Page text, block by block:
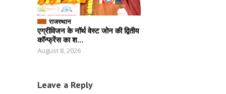
राजस्थान
एग्रीविजन के नॉर्थ वेस्ट जोन की द्वितीय
कॉन्फ्रेंस का श...
August 8, 2026
Leave a Reply